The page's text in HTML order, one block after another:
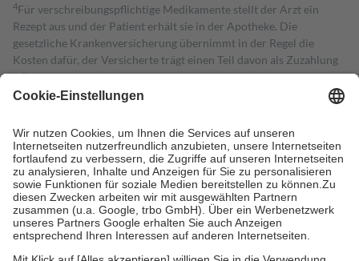
4Für verschreibungspflichtige Medikamente stellt der Arzt ein
Rezept aus und der Patient erhält sie in der Apotheke. Die
gesetzliche Krankenversicherung übernimmt in der Regel die
Kosten dafür, der Versicherte trägt einen Teil davon als Zuzahlung
mit.
Grundsätzlich leisten Mitglieder Zuzahlungen in Höhe von zehn
höchstens zehn Euro.
Es sind jedoch nie mehr als die tatsächlichen
Kosten der Leistung zu entrichten.
Diese Regeln gelten grundsätzlich auch für Online-Apotheken.
Bei Heilmitteln und häuslicher Krankenpflege beträgt die
Zuzahlung zehn Prozent der Kosten sowie zehn Euro je
Verordnung.
Um das Engagement der Versicherten für ihre eigene Gesundheit zu
stärken und die besondere Stellung der Familie zu unterstützen,